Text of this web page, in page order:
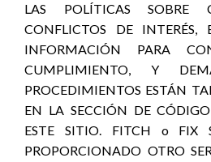
LAS POLÍTICAS SOBRE
CONFLICTOS DE INTERÉS,
INFORMACIÓN PARA
CUMPLIMIENTO, Y
PROCEDIMIENTOS ESTÁN
EN LA SECCIÓN DE
ESTE SITIO. FITCH o FIX
PROPORCIONADO OTRO